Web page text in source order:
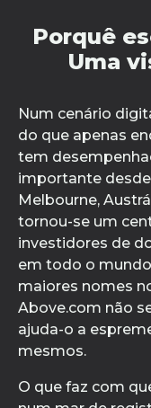
Porquê
Uma
Num cenário
do que apenas
tem
importante
Melbourne,
tornou-se um
investidores de
em todo o
maiores nomes
Above.com não
ajuda-o a
mesmos.
O que faz com